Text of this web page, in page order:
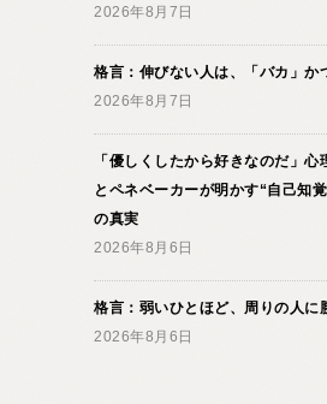
2026年8月7日
格言：伸びない人は、「バカ」か
2026年8月7日
「優しくしたから好きなのだ」
とペネベーカーが明かす“自己知
の真実
2026年8月6日
格言：弱いひとほど、周りの人に
2026年8月6日